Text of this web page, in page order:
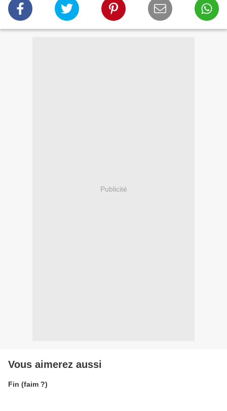
Publicité
Vous aimerez aussi
Fin (faim ?)